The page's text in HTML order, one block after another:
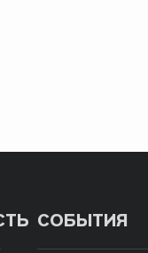
СОБЫТИЯ